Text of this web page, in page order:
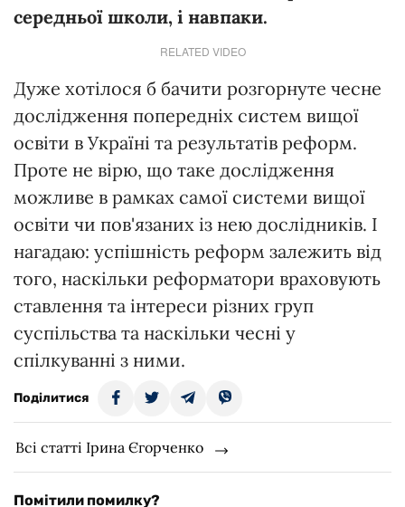
середньої школи, і навпаки.
RELATED VIDEO
Дуже хотілося б бачити розгорнуте чесне
дослідження попередніх систем вищої
освіти в Україні та результатів реформ.
Проте не вірю, що таке дослідження
можливе в рамках самої системи вищої
освіти чи пов'язаних із нею дослідників. І
нагадаю: успішність реформ залежить від
того, наскільки реформатори враховують
ставлення та інтереси різних груп
суспільства та наскільки чесні у
спілкуванні з ними.
Поділитися
Всі статті Ірина Єгорченко
Помітили помилку?